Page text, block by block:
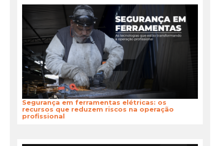
Segurança em ferramentas elétricas: os
recursos que reduzem riscos na operação
profissional